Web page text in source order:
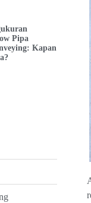
Pipa
Kapan